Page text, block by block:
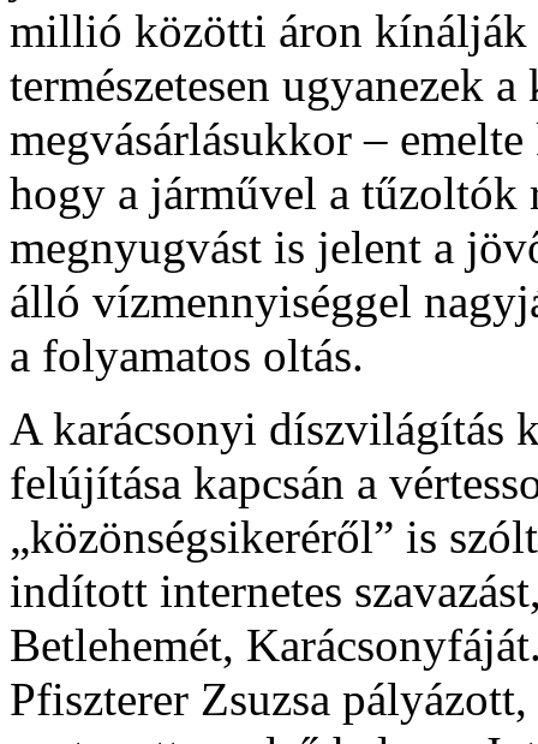
millió közötti áron kínálják
természetesen ugyanezek
megvásárlásukkor –
hogy a járművel a tűzoltók
megnyugvást is jelent a
álló vízmennyiséggel
a folyamatos oltás.
A karácsonyi díszvilágítás
felújítása kapcsán a
„közönségsikeréről” is
indított internetes
Betlehemét,
Pfiszterer Zsuzsa